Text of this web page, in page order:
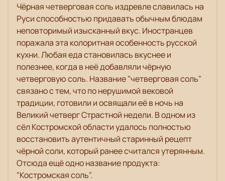
Чёрная четверговая соль издревле славилась на
Руси способностью придавать обычным блюдам
неповторимый изысканный вкус. Иностранцев
поражала эта колоритная особенность русской
кухни. Любая еда становилась вкуснее и
полезнее, когда в неё добавляли чёрную
четверговую соль. Название "четверговая соль"
связано с тем, что по нерушимой вековой
традиции, готовили и освящали её в ночь на
Великий четверг Страстной недели. В одном из
сёл Костромской области удалось полностью
восстановить аутентичный старинный рецепт
чёрной соли, который ранее считался утерянным.
Отсюда ещё одно название продукта:
"Костромская соль".